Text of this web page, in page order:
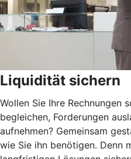
Liquidität sichern
Wollen Sie Ihre Rechnungen
begleichen, Forderungen
aufnehmen? Gemeinsam
wie Sie ihn benötigen. Denn